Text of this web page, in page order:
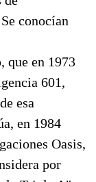
conocían
que en 1973
601,
esa
en 1984
Oasis,
por